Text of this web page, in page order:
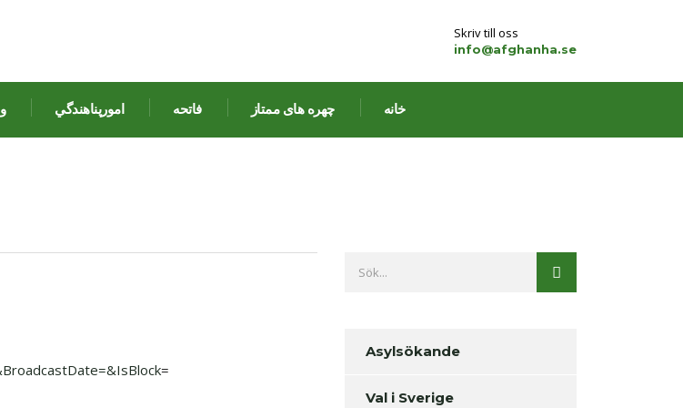
Skriv till oss
info@afghanha.se
امورپناهندگي فاتحه چهره های ممتاز خانه
=
Asylsökande
Val i Sverige